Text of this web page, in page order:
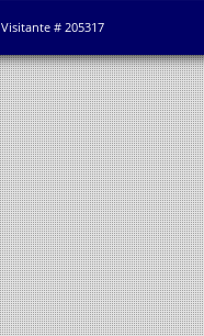
Visitante # 205317